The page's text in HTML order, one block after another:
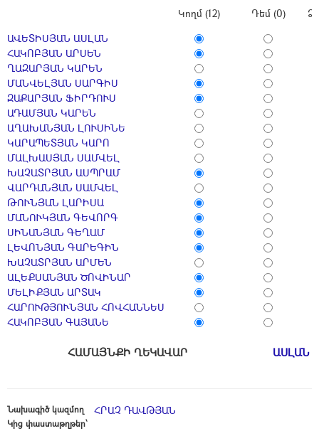
Կողմ (12) Դեմ (0)
ԱՎԵՏԻՍՅԱՆ ԱՍԼԱՆ
ՀԱԿՈԲՅԱՆ ԱՐՍԵՆ
ՂԱԶԱՐՅԱՆ ԿԱՐԵՆ
ՄԱՆՎԵԼՅԱՆ ՍԱՐԳԻՍ
ԶԱՔԱՐՅԱՆ ՖԻՐԴՈՒՍ
ԱԴԱՄՅԱՆ ԿԱՐԵՆ
ԱՂԱԽԱՆՅԱՆ ԼՈՒՍԻՆԵ
ԿԱՐԱՊԵՏՅԱՆ ԿԱՐՈ
ՄԱԼԽԱՍՅԱՆ ՍԱՄՎԵԼ
ԽԱՉԱՏՐՅԱՆ ԱՍՊՐԱՄ
ՎԱՐԴԱՆՅԱՆ ՍԱՄՎԵԼ
ԹՈՒՆՅԱՆ ԼԱՐԻՍԱ
ՄԱՆՈՒԿՅԱՆ ԳԵՎՈՐԳ
ՍԻՆԱՆՅԱՆ ԳԵՂԱՄ
ԼԵՎՈՆՅԱՆ ԳԱՐԵԳԻՆ
ԽԱՉԱՏՐՅԱՆ ԱՐՄԵՆ
ԱԼԵՔՍԱՆՅԱՆ ԾՈՎԻՆԱՐ
ՄԵԼԻՔՅԱՆ ԱՐՏԱԿ
ՀԱՐՈՒԹՅՈՒՆՅԱՆ ՀՈՎՀԱՆՆԵՍ
ՀԱԿՈԲՅԱՆ ԳԱՅԱՆԵ
ՀԱՄԱՅՆՔԻ ՂԵԿԱՎԱՐ ԱՍԼԱՆ
Նախագիծ կազմող ՀՐԱՉ ԴԱՎԹՅԱՆ
Կից փաստաթղթեր՝